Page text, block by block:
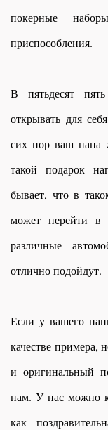
покерные
приспособления.
В пятьдесят
открывать для
сих пор ваш папа
такой подарок
бывает, что в
может перейти в
различные
отлично подойдут.
Если у вашего
качестве примера,
и оригинальный
нам. У нас можно
как